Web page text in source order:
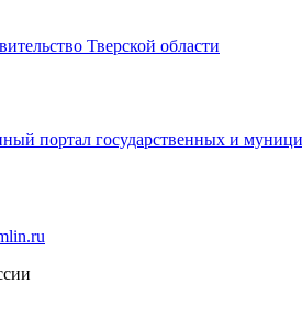
Тверской области
портал государственных и